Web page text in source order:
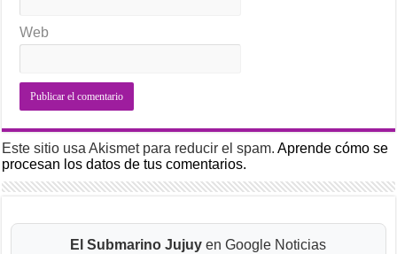
Web
Este sitio usa Akismet para reducir el spam.Aprende cómo se
procesan los datos de tus comentarios.
El Submarino Jujuy en Google Noticias